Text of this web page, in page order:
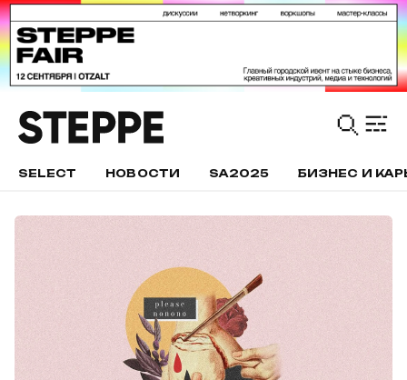
SELECT НОВОСТИ SA2025 БИЗНЕС И